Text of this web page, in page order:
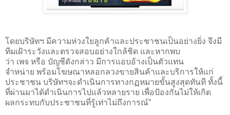
โดยบริษัทฯ มีความห่วงใยลูกค้าและประชาชนเป็นอย่างยิ่ง จึงมี
ทีมเฝ้าระวังและตรวจสอบอย่างใกล้ชิด และหากพบ
ว่า เพจ หรือ บัญชีดังกล่าว มีการแอบอ้างเป็นตัวแทน
จำหน่าย พร้อมโฆษณาหลอกลวงขายสินค้าและบริการให้แก่
ประชาชน บริษัทฯจะดำเนินการทางกฏหมายขั้นสูงสุดทันที ทั้งนี้
ที่ผ่านมาได้ดำเนินการไปแล้วหลายราย เพื่อป้องกันไม่ให้เกิด
ผลกระทบกับประชาชนที่รู้เท่าไม่ถึงการณ์”